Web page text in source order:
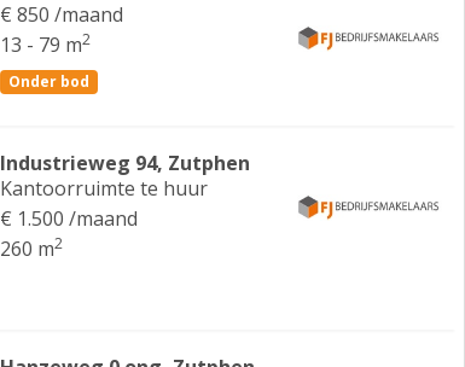
€ 850 /maand
13 - 79 m2
Onder bod
Industrieweg 94, Zutphen
Kantoorruimte te huur
€ 1.500 /maand
260 m2